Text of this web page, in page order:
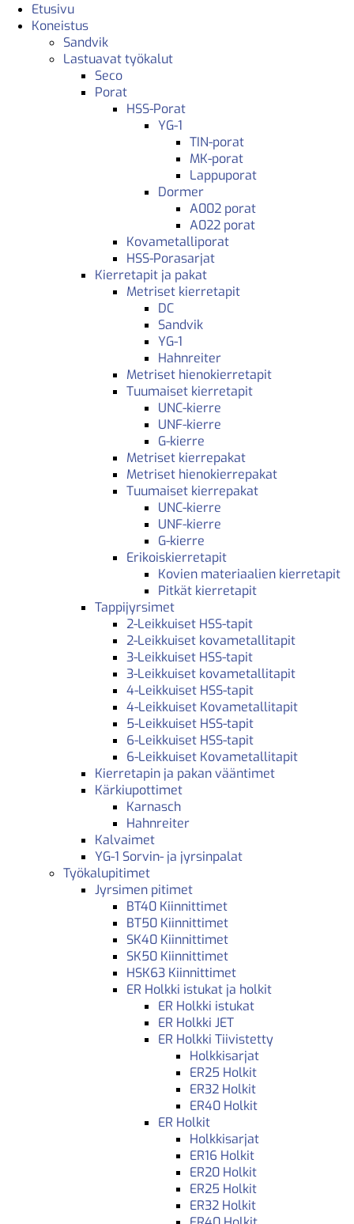
Etusivu
Koneistus
Sandvik
Lastuavat työkalut
Seco
Porat
HSS-Porat
YG-1
TIN-porat
MK-porat
Lappuporat
Dormer
A002 porat
A022 porat
Kovametalliporat
HSS-Porasarjat
Kierretapit ja pakat
Metriset kierretapit
DC
Sandvik
YG-1
Hahnreiter
Metriset hienokierretapit
Tuumaiset kierretapit
UNC-kierre
UNF-kierre
G-kierre
Metriset kierrepakat
Metriset hienokierrepakat
Tuumaiset kierrepakat
UNC-kierre
UNF-kierre
G-kierre
Erikoiskierretapit
Kovien materiaalien kierretapit
Pitkät kierretapit
Tappijyrsimet
2-Leikkuiset HSS-tapit
2-Leikkuiset kovametallitapit
3-Leikkuiset HSS-tapit
3-Leikkuiset kovametallitapit
4-Leikkuiset HSS-tapit
4-Leikkuiset Kovametallitapit
5-Leikkuiset HSS-tapit
6-Leikkuiset HSS-tapit
6-Leikkuiset Kovametallitapit
Kierretapin ja pakan vääntimet
Kärkiupottimet
Karnasch
Hahnreiter
Kalvaimet
YG-1 Sorvin- ja jyrsinpalat
Työkalupitimet
Jyrsimen pitimet
BT40 Kiinnittimet
BT50 Kiinnittimet
SK40 Kiinnittimet
SK50 Kiinnittimet
HSK63 Kiinnittimet
ER Holkki istukat ja holkit
ER Holkki istukat
ER Holkki JET
ER Holkki Tiivistetty
Holkkisarjat
ER25 Holkit
ER32 Holkit
ER40 Holkit
ER Holkit
Holkkisarjat
ER16 Holkit
ER20 Holkit
ER25 Holkit
ER32 Holkit